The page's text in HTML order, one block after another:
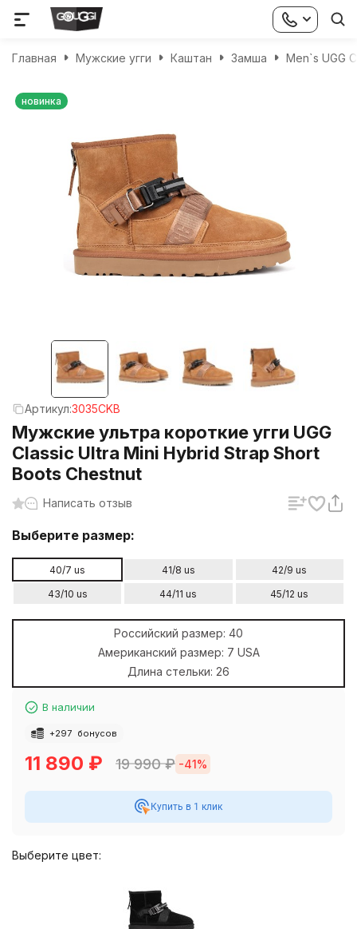
Главная Мужские угги Каштан Замша Men`s UGG
новинка
Артикул:3035CKB
Мужские ультра короткие угги UGG
Classic Ultra Mini Hybrid Strap Short
Boots Chestnut
Написать отзыв
Выберите размер:
40/7 us 41/8 us
42/9 us
43/10 us
44/11 us 45/12 us
Российский размер: 40
Американский размер: 7 USA
Длина стельки: 26
В наличии
+297 бонусов
11 890 ₽ 19 990₽ -41%
Купить в 1 клик
Выберите цвет: